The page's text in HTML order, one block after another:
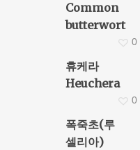
폭죽초(루
셀리아)
휴케라
Heuchera
0
Common
butterwort
0